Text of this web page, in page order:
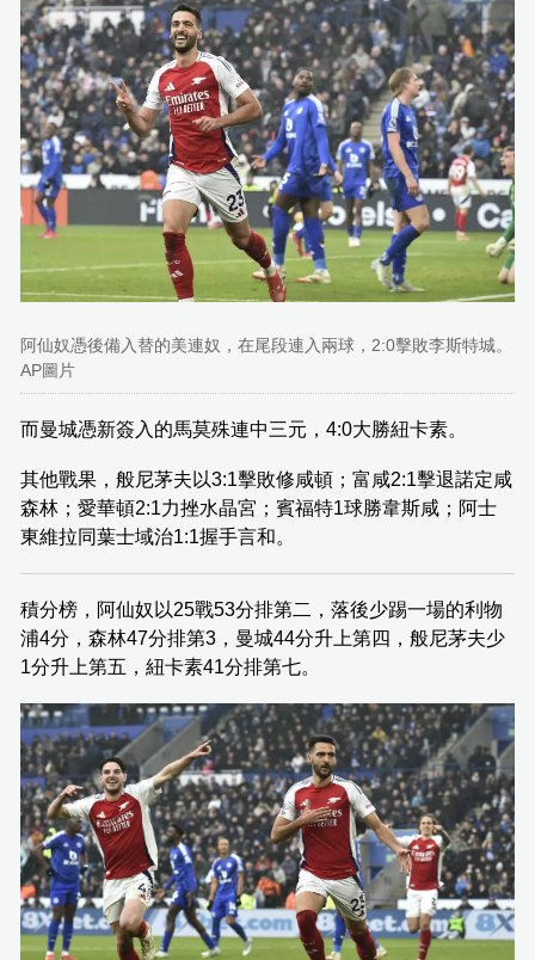
阿仙奴憑後備入替的美連奴，在尾段連入兩球，2:0擊敗李斯特城。
AP圖片
而曼城憑新簽入的馬莫殊連中三元，4:0大勝紐卡素。
其他戰果，般尼茅夫以3:1擊敗修咸頓；富咸2:1擊退諾定咸
森林；愛華頓2:1力挫水晶宮；賓福特1球勝韋斯咸；阿士
東維拉同葉士域治1:1握手言和。
積分榜，阿仙奴以25戰53分排第二，落後少踢一場的利物
浦4分，森林47分排第3，曼城44分升上第四，般尼茅夫少
1分升上第五，紐卡素41分排第七。